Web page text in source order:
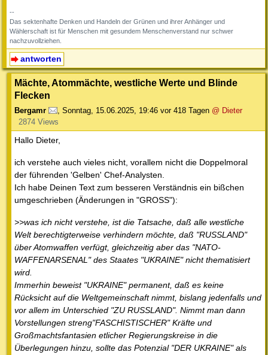
--
Das sektenhafte Denken und Handeln der Grünen und ihrer Anhänger und
Wählerschaft ist für Menschen mit gesundem Menschenverstand nur schwer
nachzuvollziehen.
antworten
Mächte, Atommächte, westliche Werte und Blinde
Flecken
Bergamr , Sonntag, 15.06.2025, 19:46 vor 418 Tagen @ Dieter
2874 Views
Hallo Dieter,
ich verstehe auch vieles nicht, vorallem nicht die Doppelmoral
der führenden 'Gelben' Chef-Analysten.
Ich habe Deinen Text zum besseren Verständnis ein bißchen
umgeschrieben (Änderungen in "GROSS"):
>>was ich nicht verstehe, ist die Tatsache, daß alle westliche
Welt berechtigterweise verhindern möchte, daß "RUSSLAND"
über Atomwaffen verfügt, gleichzeitig aber das "NATO-
WAFFENARSENAL" des Staates "UKRAINE" nicht thematisiert
wird.
Immerhin beweist "UKRAINE" permanent, daß es keine
Rücksicht auf die Weltgemeinschaft nimmt, bislang jedenfalls und
vor allem im Unterschied "ZU RUSSLAND". Nimmt man dann
Vorstellungen streng"FASCHISTISCHER" Kräfte und
Großmachtsfantasien etlicher Regierungskreise in die
Überlegungen hinzu, sollte das Potenzial "DER UKRAINE" als